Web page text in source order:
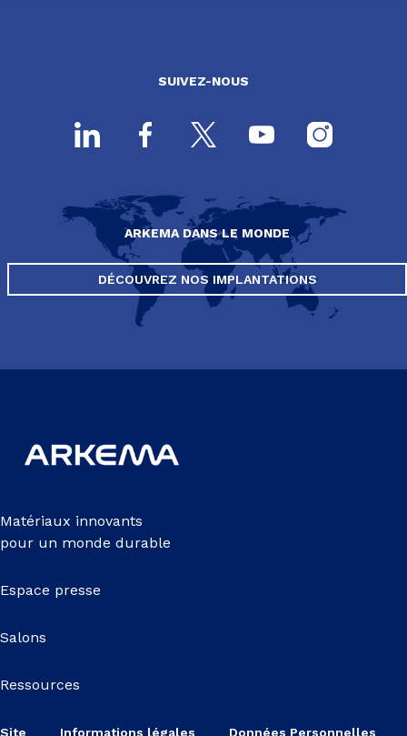
SUIVEZ-NOUS
ARKEMA DANS LE MONDE
DÉCOUVREZ NOS IMPLANTATIONS
Matériaux innovants
pour un monde durable
Espace presse
Salons
Ressources
Site Informations légales Données Personnelles